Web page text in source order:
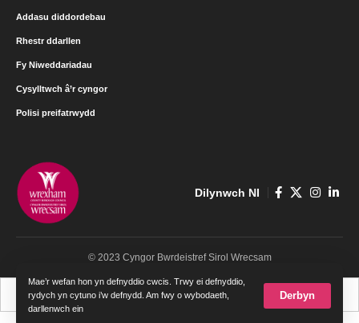
Mae’r wefan hon yn defnyddio cwcis. Trwy ei defnyddio,
rydych yn cytuno i’w defnydd. Am fwy o wybodaeth,
darllenwch ein
Derbyn
Addasu diddordebau
Rhestr ddarllen
Fy Niweddariadau
Cysylltwch â’r cyngor
Polisi preifatrwydd
Dilynwch NI
© 2023 Cyngor Bwrdeistref Sirol Wrecsam
Cymraeg English